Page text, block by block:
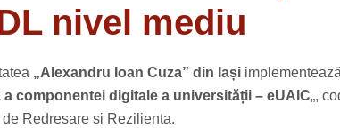
nivel mediu
„Alexandru Ioan Cuza” din Iași
a componentei digitale a universității – eUAIC„,
Redresare si Rezilienta.